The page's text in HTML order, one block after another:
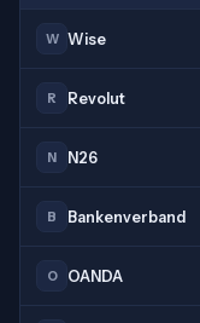
W Wise
R Revolut
N N26
B Bankenverband
O OANDA